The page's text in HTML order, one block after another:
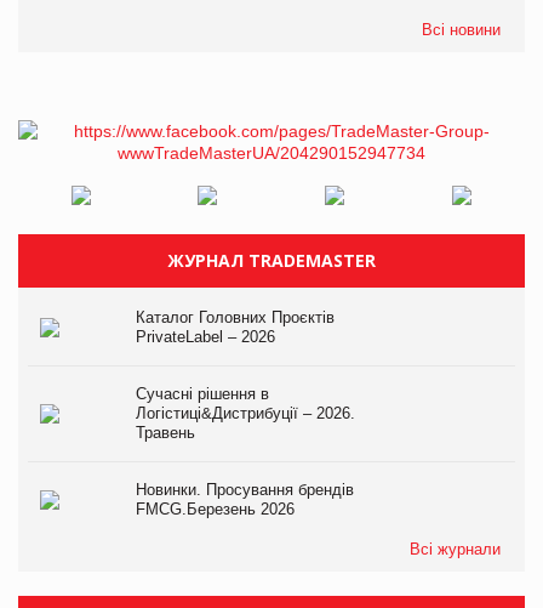
Всі новини
ЖУРНАЛ TRADEMASTER
Каталог Головних Проєктів
PrivateLabel – 2026
Сучасні рішення в
Логістиці&Дистрибуції – 2026.
Травень
Новинки. Просування брендів
FMCG.Березень 2026
Всі журнали